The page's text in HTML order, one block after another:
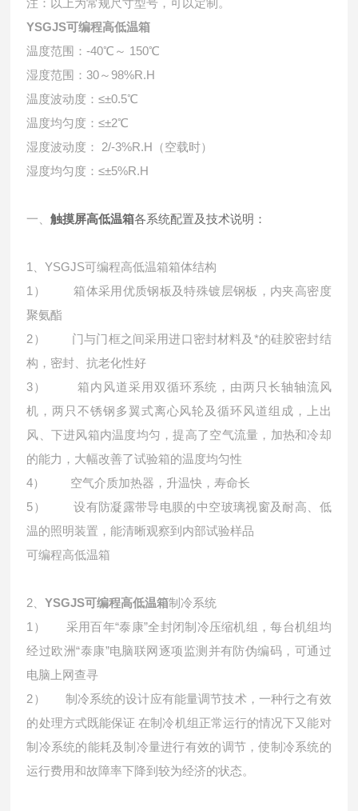
注：以上为常规尺寸型号，可以定制。
YSGJS可编程高低温箱
温度范围：-40℃～ 150℃
湿度范围：30～98%R.H
温度波动度：≤±0.5℃
温度均匀度：≤±2℃
湿度波动度： 2/-3%R.H（空载时）
湿度均匀度：≤±5%R.H
一、触摸屏高低温箱各系统配置及技术说明：
1、YSGJS可编程高低温箱箱体结构
1） 箱体采用优质钢板及特殊镀层钢板，内夹高密度
聚氨酯
2） 门与门框之间采用进口密封材料及*的硅胶密封结
构，密封、抗老化性好
3） 箱内风道采用双循环系统，由两只长轴轴流风
机，两只不锈钢多翼式离心风轮及循环风道组成，上出
风、下进风箱内温度均匀，提高了空气流量，加热和冷却
的能力，大幅改善了试验箱的温度均匀性
4） 空气介质加热器，升温快，寿命长
5） 设有防凝露带导电膜的中空玻璃视窗及耐高、低
温的照明装置，能清晰观察到内部试验样品
可编程高低温箱
2、YSGJS可编程高低温箱制冷系统
1） 采用百年“泰康”全封闭制冷压缩机组，每台机组均
经过欧洲“泰康”电脑联网逐项监测并有防伪编码，可通过
电脑上网查寻
2） 制冷系统的设计应有能量调节技术，一种行之有效
的处理方式既能保证 在制冷机组正常运行的情况下又能对
制冷系统的能耗及制冷量进行有效的调节，使制冷系统的
运行费用和故障率下降到较为经济的状态。